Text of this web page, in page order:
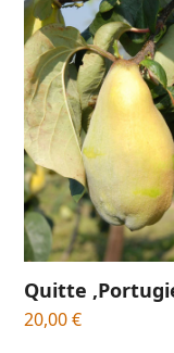
Quitte
20,00€